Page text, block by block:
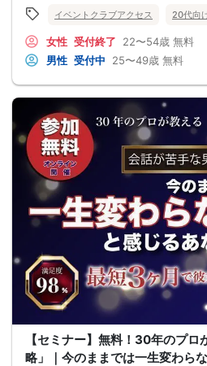
イベントクラブアクセス 20代向
女性 受付終了 22〜54歳 無料
男性 受付中 25〜49歳 無料
【セミナー】無料！30年のプロ
略」｜今のままでは一生変わら